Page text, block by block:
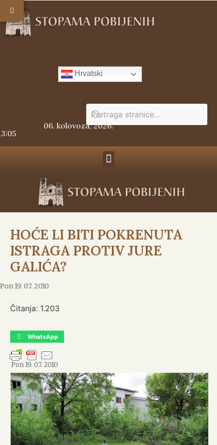
Hrvatski
06. kolovoza, 2026.
HOĆE LI BITI POKRENUTA
ISTRAGA PROTIV JURE
GALIĆA?
Pon 19. 07. 2010
Čitanja: 1.203
WhatsApp
Pon 19. 07. 2010